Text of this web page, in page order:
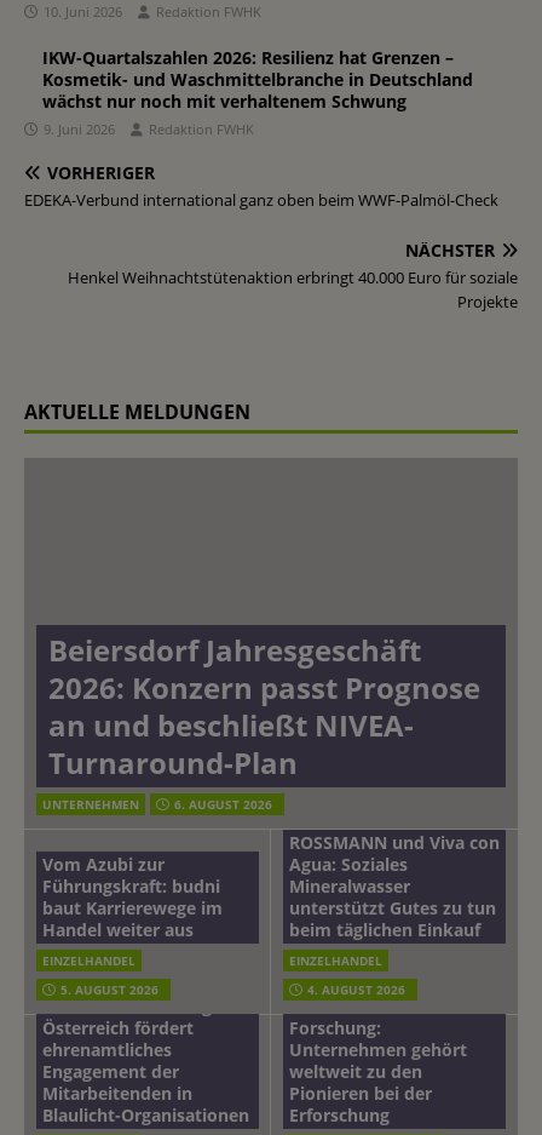
10. Juni 2026 Redaktion FWHK
IKW-Quartalszahlen 2026: Resilienz hat Grenzen –
Kosmetik- und Waschmittelbranche in Deutschland
wächst nur noch mit verhaltenem Schwung
9. Juni 2026 Redaktion FWHK
VORHERIGER
EDEKA-Verbund international ganz oben beim WWF-Palmöl-Check
NÄCHSTER
Henkel Weihnachtstütenaktion erbringt 40.000 Euro für soziale
Projekte
AKTUELLE MELDUNGEN
Beiersdorf Jahresgeschäft
2026: Konzern passt Prognose
an und beschließt NIVEA-
Turnaround-Plan
UNTERNEHMEN 6. AUGUST 2026
Vom Azubi zur
Führungskraft: budni
baut Karrierewege im
Handel weiter aus
EINZELHANDEL
5. AUGUST 2026
ROSSMANN und Viva con
Agua: Soziales
Mineralwasser
unterstützt Gutes zu tun
beim täglichen Einkauf
EINZELHANDEL
4. AUGUST 2026
mehr vom leben tag: dm
Österreich fördert
ehrenamtliches
Engagement der
Mitarbeitenden in
Blaulicht-Organisationen
Beiersdorf
Hautmikrobiom-
Forschung:
Unternehmen gehört
weltweit zu den
Pionieren bei der
Erforschung